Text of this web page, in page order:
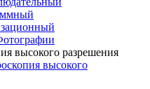
высокого разрешения
высокого